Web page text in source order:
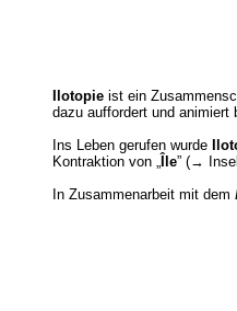
Ilotopie ist ein
dazu auffordert und
Ins Leben gerufen wurde
Kontraktion von „ Île” (→
In Zusammenarbeit mit dem